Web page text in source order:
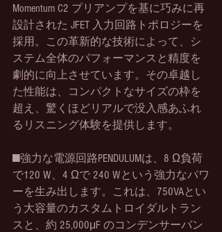
Momentum C2 プリアンプを基に巧みに再
設計された JFET 入力回路トポロジーを
採用。この革新的な技術によって、シ
ステム全体のパフォーマンスと精度を
劇的に向上させています。その卓越し
た性能は、コンパクトなサイズの枠を
超え、驚くほどリアルで没入感あふれ
るリスニング体験を提供します。
■強力な電源回路PENDULUMは、8 Ω負荷
で120 W、4 Ωで 240 Wという強力なパワ
ーを生み出します。これは、750VAとい
う大容量のカスタムトロイダルトラン
スと、約 25,000μF のコンデンサーバン